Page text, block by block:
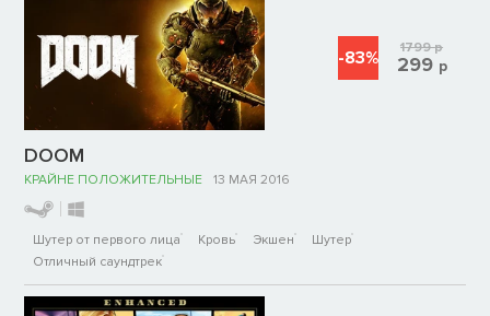
DOOM
КРАЙНЕ ПОЛОЖИТЕЛЬНЫЕ 13 МАЯ 2016
Шутер от первого лица Кровь Экшен
Шутер
Отличный саундтрек
-83% 1799р
299 р